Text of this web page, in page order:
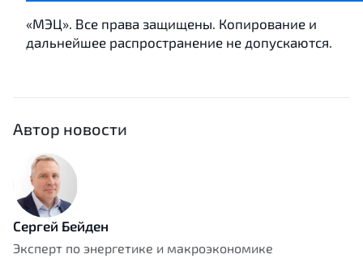
«МЭЦ». Все права защищены. Копирование и
дальнейшее распространение не допускаются.
Автор новости
Сергей Бейден
Эксперт по энергетике и макроэкономике